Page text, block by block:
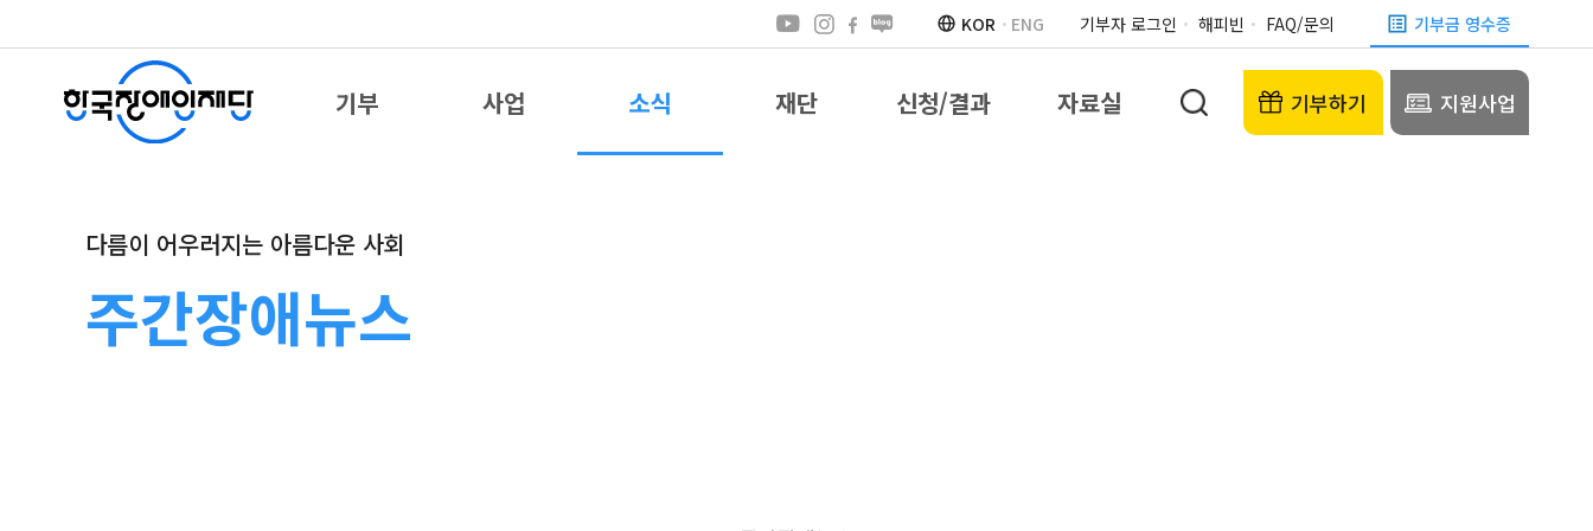
KOR ENG 기부자 로그인 해피빈 FAQ/문의 기부금 영수증
기부 사업 소식 재단 신청/결과 자료실 기부하기 지원사업
다름이 어우러지는 아름다운 사회
주간장애뉴스